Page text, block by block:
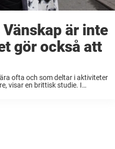
är inte
gör också att
ofta och som deltar i aktiviteter
visar en brittisk studie. I